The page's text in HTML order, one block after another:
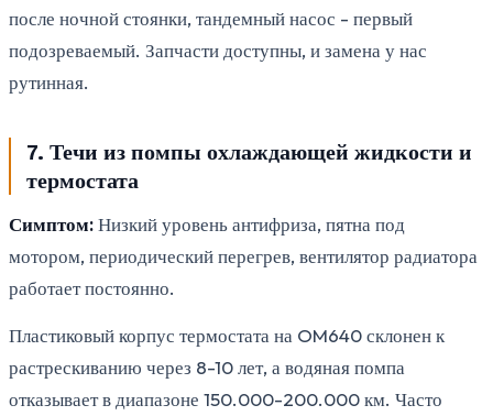
после ночной стоянки, тандемный насос - первый
подозреваемый. Запчасти доступны, и замена у нас
рутинная.
7. Течи из помпы охлаждающей жидкости и
термостата
Симптом:Низкий уровень антифриза, пятна под
мотором, периодический перегрев, вентилятор радиатора
работает постоянно.
Пластиковый корпус термостата на OM640 склонен к
растрескиванию через 8-10 лет, а водяная помпа
отказывает в диапазоне 150.000-200.000 км. Часто